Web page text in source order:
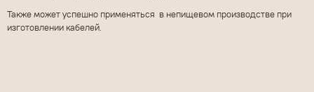
Также может успешно применяться в непищевом производстве при
изготовлении кабелей.